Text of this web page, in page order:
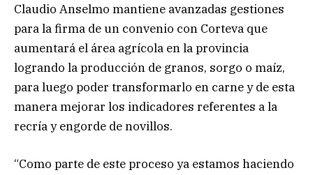
Claudio Anselmo mantiene avanzadas gestiones
para la firma de un convenio con Corteva que
aumentará el área agrícola en la provincia
logrando la producción de granos, sorgo o maíz,
para luego poder transformarlo en carne y de esta
manera mejorar los indicadores referentes a la
recría y engorde de novillos.
“Como parte de este proceso ya estamos haciendo